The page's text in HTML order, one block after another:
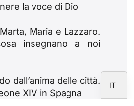
la voce di Dio
Maria e Lazzaro.
insegnano a noi
dall’anima delle città.
XIV in Spagna
IT